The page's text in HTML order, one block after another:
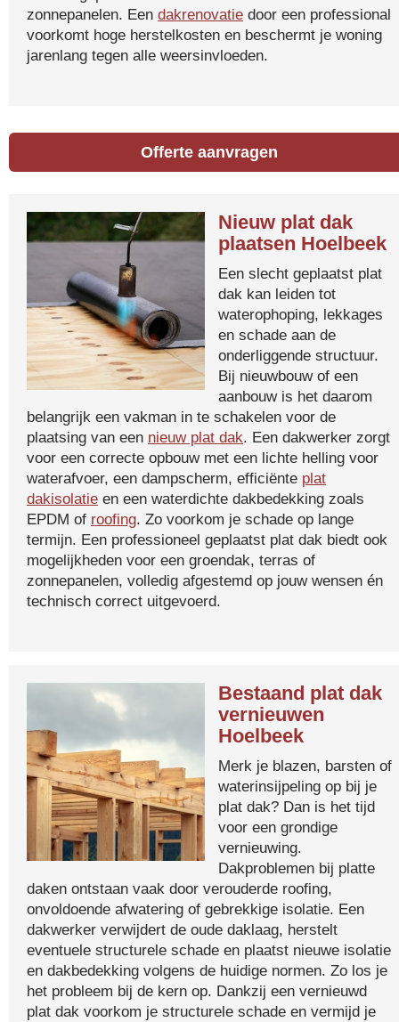
zonnepanelen. Een dakrenovatie door een professional
voorkomt hoge herstelkosten en beschermt je woning
jarenlang tegen alle weersinvloeden.
Offerte aanvragen
Nieuw plat dak
plaatsen Hoelbeek
Een slecht geplaatst plat
dak kan leiden tot
waterophoping, lekkages
en schade aan de
onderliggende structuur.
Bij nieuwbouw of een
aanbouw is het daarom
belangrijk een vakman in te schakelen voor de
plaatsing van een nieuw plat dak. Een dakwerker zorgt
voor een correcte opbouw met een lichte helling voor
waterafvoer, een dampscherm, efficiënte plat
dakisolatie en een waterdichte dakbedekking zoals
EPDM of roofing. Zo voorkom je schade op lange
termijn. Een professioneel geplaatst plat dak biedt ook
mogelijkheden voor een groendak, terras of
zonnepanelen, volledig afgestemd op jouw wensen én
technisch correct uitgevoerd.
Bestaand plat dak
vernieuwen
Hoelbeek
Merk je blazen, barsten of
waterinsijpeling op bij je
plat dak? Dan is het tijd
voor een grondige
vernieuwing.
Dakproblemen bij platte
daken ontstaan vaak door verouderde roofing,
onvoldoende afwatering of gebrekkige isolatie. Een
dakwerker verwijdert de oude daklaag, herstelt
eventuele structurele schade en plaatst nieuwe isolatie
en dakbedekking volgens de huidige normen. Zo los je
het probleem bij de kern op. Dankzij een vernieuwd
plat dak voorkom je structurele schade en vermijd je